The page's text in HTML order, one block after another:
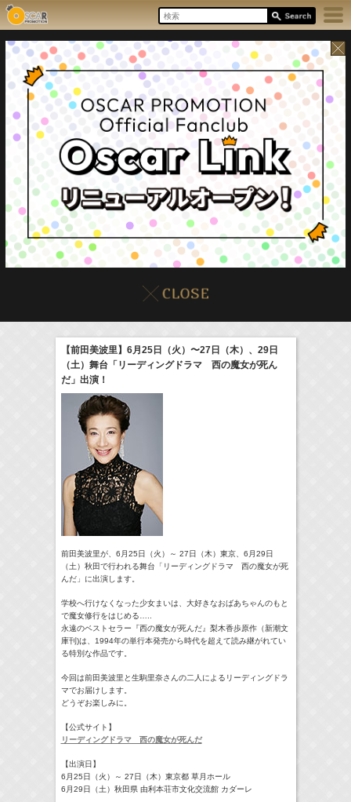
本日の出演情報8/7(Fri) イベント販売情報
17:10-17:30
( Radio
22:00-
(TV)
> More
【前田美波里】6月25日（火）〜27日（木）、29日
（土）舞台「リーディングドラマ 西の魔女が死ん
だ」出演！
前田美波里が、6月25日（火）～ 27日（木）東京、6月29日
（土）秋田で行われる舞台「リーディングドラマ 西の魔女が死
んだ」に出演します。
学校へ行けなくなった少女まいは、 大好きなおばあちゃんのもと
で魔女修行をはじめる…..
永遠のベストセラー『西の魔女が死んだ』梨木香歩原作（新潮文
庫刊)は、1994年の単行本発売から時代を超えて読み継がれてい
る特別な作品です。
今回は前田美波里と生駒里奈さんの二人によるリーディングドラ
マでお届けします。
どうぞお楽しみに。
【公式サイト】
リーディングドラマ 西の魔女が死んだ
【出演日】
6月25日（火）～ 27日（木）東京都 草月ホール
6月29日（土）秋田県 由利本荘市文化交流館 カダーレ